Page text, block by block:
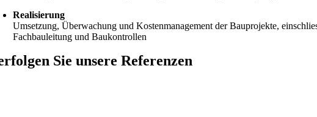
Realisierung
Umsetzung, Überwachung und Kostenmanagement der Bauprojekte,
Fachbauleitung und Baukontrollen
Sie unsere Referenzen